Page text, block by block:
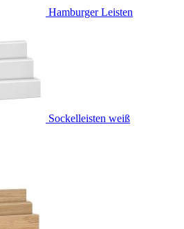
Hamburger Leisten
Sockelleisten weiß